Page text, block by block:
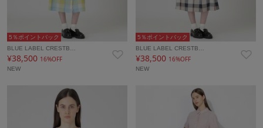
5％ポイントバック
BLUE LABEL CRESTB…
¥38,500 16%OFF
NEW
5％ポイントバック
BLUE LABEL CRESTB…
¥38,500 16%OFF
NEW